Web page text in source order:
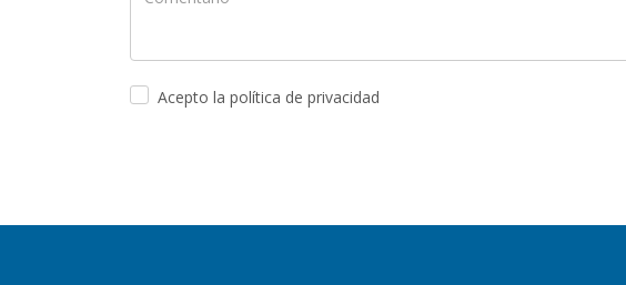
Acepto la política de privacidad